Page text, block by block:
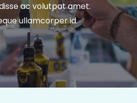
ac volutpat amet.
ullamcorper id.